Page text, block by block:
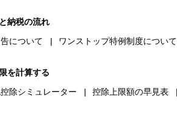
納税の流れ
について
ワンストップ特例制度について
を計算する
除シミュレーター
控除上限額の早見表